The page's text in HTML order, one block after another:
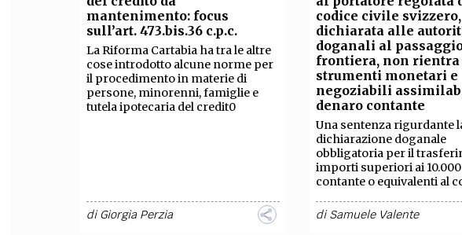
FILODIRITTO REDAZIONE COMITATO
CODICI RUBRICHE
mantenimento: focus
sull’art. 473.bis.36 c.p.c.
La Riforma Cartabia ha tra le altre
cose introdotto alcune norme per
il procedimento in materie di
persone, minorenni, famiglie e
tutela ipotecaria del credit0
diGiorgia Perzia
codice civile
dichiarata alle
doganali al
frontiera, non
strumenti monetari e
negoziabili
denaro contante
Una sentenza rigurdante
dichiarazione doganale
obbligatoria per il
importi superiori ai
contante o equivalenti al
diSamuele Valente